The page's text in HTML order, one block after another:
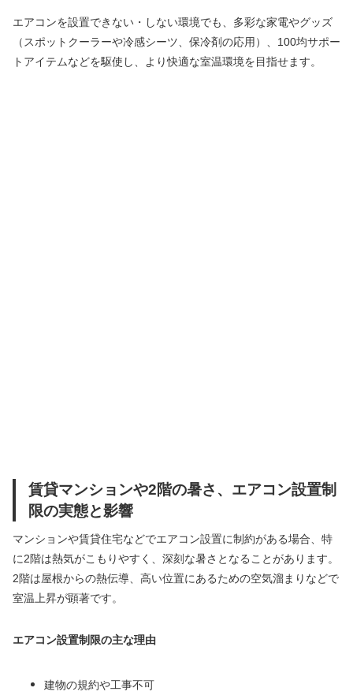
エアコンを設置できない・しない環境でも、多彩な家電やグッズ
（スポットクーラーや冷感シーツ、保冷剤の応用）、100均サポー
トアイテムなどを駆使し、より快適な室温環境を目指せます。
賃貸マンションや2階の暑さ、エアコン設置制
限の実態と影響
マンションや賃貸住宅などでエアコン設置に制約がある場合、特
に2階は熱気がこもりやすく、深刻な暑さとなることがあります。
2階は屋根からの熱伝導、高い位置にあるための空気溜まりなどで
室温上昇が顕著です。
エアコン設置制限の主な理由
建物の規約や工事不可